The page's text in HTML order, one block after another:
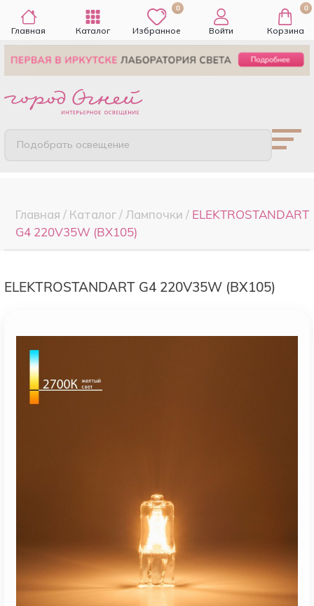
Главная Каталог
0
Избранное Войти
0
Корзина
Подобрать освещение
Главная / Каталог/ Лампочки / ELEKTROSTANDART
G4 220V35W (BХ105)
ELEKTROSTANDART G4 220V35W (BХ105)